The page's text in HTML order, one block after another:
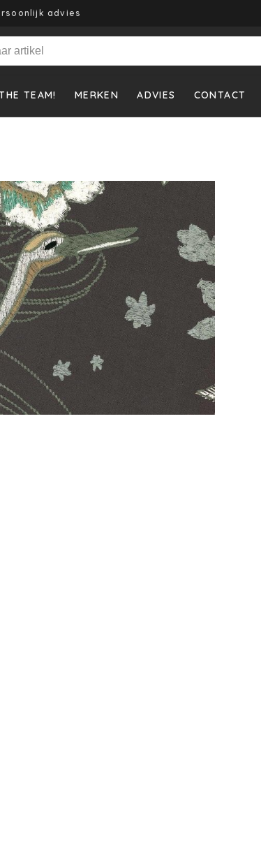
advies
TEAM! MERKEN ADVIES CONTACT